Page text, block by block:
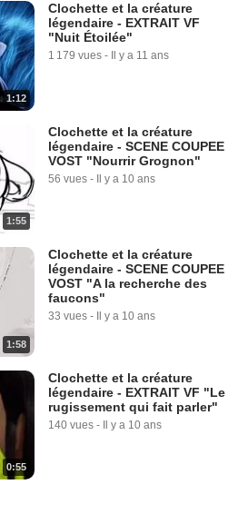
1:12
Clochette et la créature
légendaire - EXTRAIT VF
"Nuit Étoilée"
1 179 vues - Il y a 11 ans
1:55
Clochette et la créature
légendaire - SCENE COUPEE
VOST "Nourrir Grognon"
56 vues - Il y a 10 ans
1:58
Clochette et la créature
légendaire - SCENE COUPEE
VOST "A la recherche des
faucons"
33 vues - Il y a 10 ans
0:55
Clochette et la créature
légendaire - EXTRAIT VF "Le
rugissement qui fait parler"
140 vues - Il y a 10 ans